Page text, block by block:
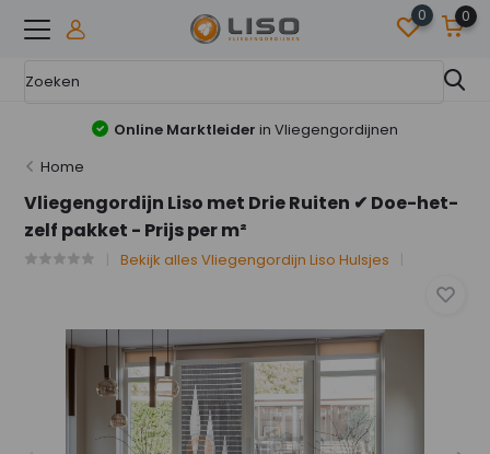
0 0
Online Marktleider in Vliegengordijnen
Home
Vliegengordijn Liso met Drie Ruiten ✔ Doe-het-
zelf pakket - Prijs per m²
Bekijk alles Vliegengordijn Liso Hulsjes